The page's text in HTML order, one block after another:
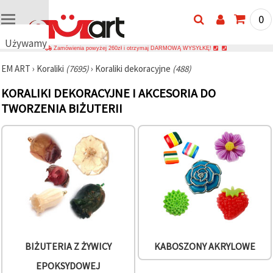
Używamy
cookie
Używamy
plików
cookie i
podobnych
technologii,
zapewnić
prawidłowe
internetowej,
poprawić
za Państwa
zgodą,
analizować
0
Zamówienia powyżej 260zł i otrzymaj DARMOWĄ WYSYŁKĘ!
EM ART › Koraliki (7695)› Koraliki dekoracyjne (488)
KORALIKI DEKORACYJNE I AKCESORIA DO
TWORZENIA BIŻUTERII
BIŻUTERIA Z ŻYWICY
EPOKSYDOWEJ
KABOSZONY AKRYLOWE